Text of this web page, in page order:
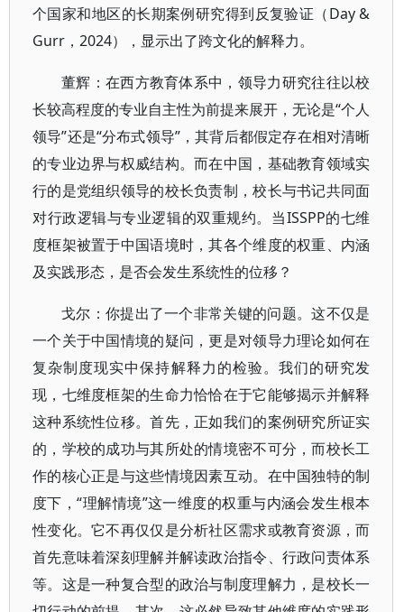
个国家和地区的长期案例研究得到反复验证（Day &
Gurr，2024），显示出了跨文化的解释力。
董辉：在西方教育体系中，领导力研究往往以校
长较高程度的专业自主性为前提来展开，无论是“个人
领导”还是“分布式领导”，其背后都假定存在相对清晰
的专业边界与权威结构。而在中国，基础教育领域实
行的是党组织领导的校长负责制，校长与书记共同面
对行政逻辑与专业逻辑的双重规约。当ISSPP的七维
度框架被置于中国语境时，其各个维度的权重、内涵
及实践形态，是否会发生系统性的位移？
戈尔：你提出了一个非常关键的问题。这不仅是
一个关于中国情境的疑问，更是对领导力理论如何在
复杂制度现实中保持解释力的检验。我们的研究发
现，七维度框架的生命力恰恰在于它能够揭示并解释
这种系统性位移。首先，正如我们的案例研究所证实
的，学校的成功与其所处的情境密不可分，而校长工
作的核心正是与这些情境因素互动。在中国独特的制
度下，“理解情境”这一维度的权重与内涵会发生根本
性变化。它不再仅仅是分析社区需求或教育资源，而
首先意味着深刻理解并解读政治指令、行政问责体系
等。这是一种复合型的政治与制度理解力，是校长一